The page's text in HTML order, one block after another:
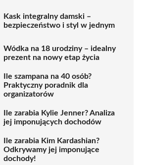
Kask integralny damski –
bezpieczeństwo i styl w jednym
Wódka na 18 urodziny – idealny
prezent na nowy etap życia
Ile szampana na 40 osób?
Praktyczny poradnik dla
organizatorów
Ile zarabia Kylie Jenner? Analiza
jej imponujących dochodów
Ile zarabia Kim Kardashian?
Odkrywamy jej imponujące
dochody!